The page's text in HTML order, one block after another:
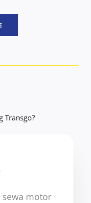
Transgo?
sewa motor